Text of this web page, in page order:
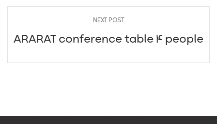
NEXT POST
ARARAT conference table 4 people